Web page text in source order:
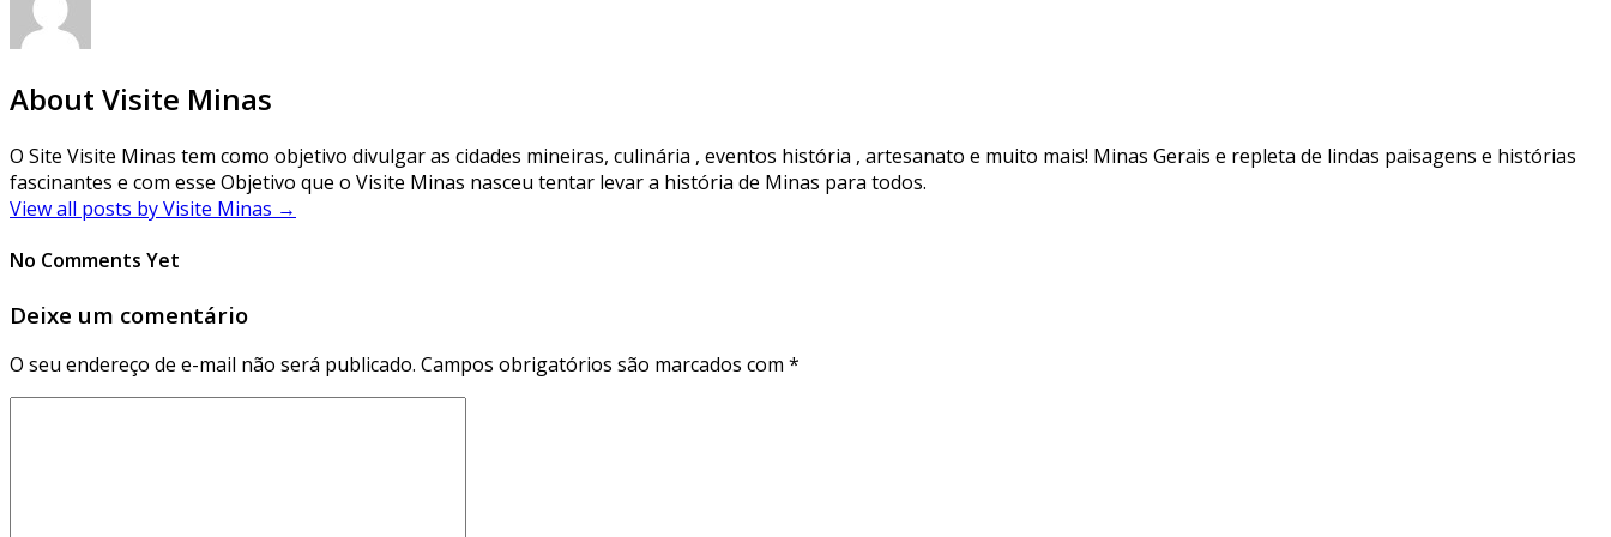
About Visite Minas
O Site Visite Minas tem como objetivo divulgar as cidades mineiras, culinária , eventos história , artesanato e muito mais! Minas Gerais e repleta de lindas paisagens e histórias
fascinantes e com esse Objetivo que o Visite Minas nasceu tentar levar a história de Minas para todos.
View all posts by Visite Minas →
No Comments Yet
Deixe um comentário
O seu endereço de e-mail não será publicado. Campos obrigatórios são marcados com *